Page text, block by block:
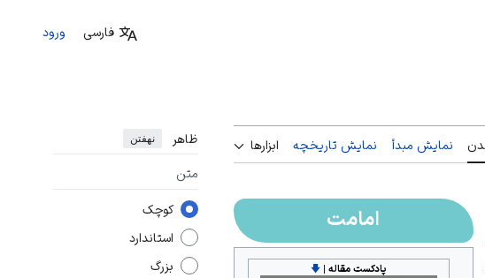
فارسی ورود
نمایش مبدأ نمایش تاریخچه ابزارها ظاهر نهفتن
متن
کوچک
استاندارد
بزرگ
امامت
پادکست مقاله|
🡇